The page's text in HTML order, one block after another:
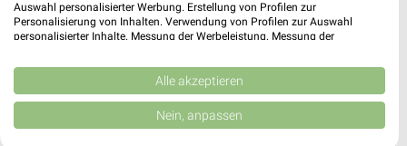
SOMMER & SONNE ANGEBOTE FÜR DIE SILVESTER-PARTY
Auswahl personalisierter Werbung. Erstellung von Profilen zur
Personalisierung von Inhalten. Verwendung von Profilen zur Auswahl
personalisierter Inhalte. Messung der Werbeleistung. Messung der
Kombinationen von Daten aus verschiedenen Quellen. Entwicklung und
Verbesserung der Angebote. Verwendung reduzierter Daten zur Auswahl
von Inhalten.
Daten können außerhalb der Europäischen Union weitergegeben und in die
USA gesendet werden.
Alle akzeptieren
Nein, anpassen